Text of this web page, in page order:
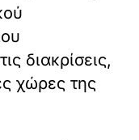
διακρίσεις,
χώρες της